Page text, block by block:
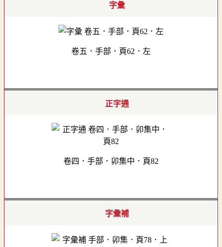
字彙
卷五．手部．頁62．左
正字通
卷四．手部．卯集中．頁82
字彙補